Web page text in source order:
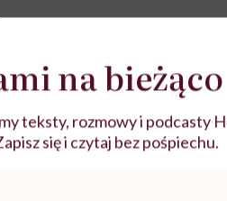
na bieżąco
teksty, rozmowy i podcasty
się i czytaj bez pośpiechu.